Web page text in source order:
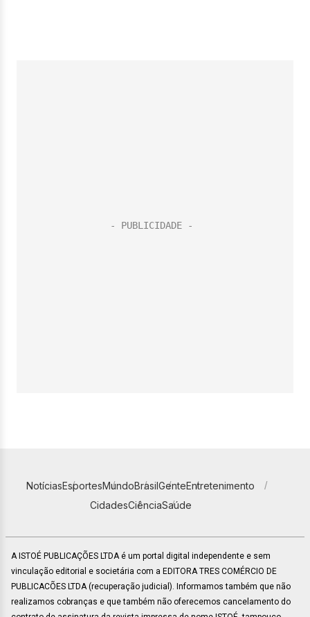
NotíciasEsportesMundoBrasilGenteEntretenimento
CidadesCiênciaSaúde
A ISTOÉ PUBLICAÇÕES LTDA é um portal digital independente e sem
vinculação editorial e societária com a EDITORA TRES COMÉRCIO DE
PUBLICACÕES LTDA (recuperação judicial). Informamos também que não
realizamos cobranças e que também não oferecemos cancelamento do